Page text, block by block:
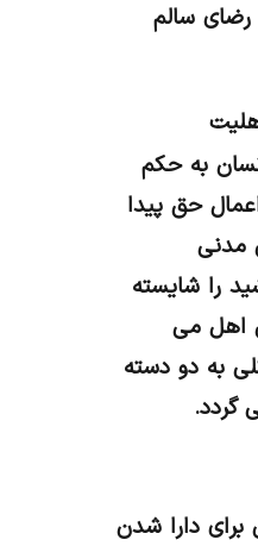
سالم
به حکم
حق پیدا
قانون مدنی
را شایسته
اهل می
به دو دسته
گردد.
برای دارا شدن